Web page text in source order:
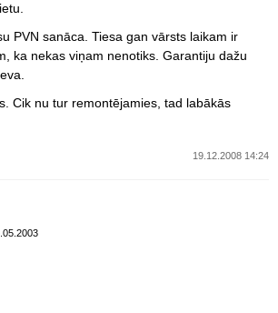
PVN sanāca. Tiesa gan vārsts laikam ir
ka nekas viņam nenotiks. Garantiju dažu
Cik nu tur remontējamies, tad labākās
19.12.2008 14:24